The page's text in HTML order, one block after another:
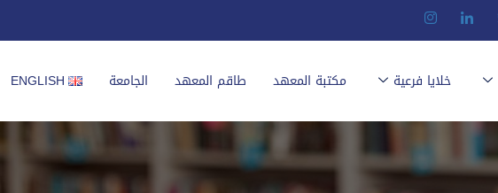
خلايا فرعية مكتبة المعهد طاقم المعهد الجامعة ENGLISH